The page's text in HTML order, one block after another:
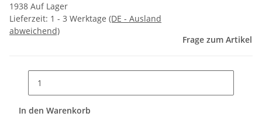
1938 Auf Lager
Lieferzeit: 1 - 3 Werktage (DE - Ausland
abweichend)
Frage zum Artikel
In den Warenkorb